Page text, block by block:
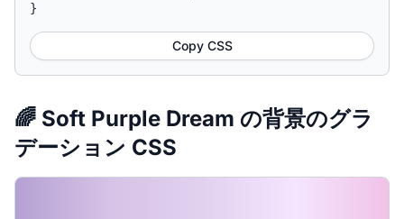
}
Copy CSS
🌈 Soft Purple Dream の背景のグラ
デーション CSS